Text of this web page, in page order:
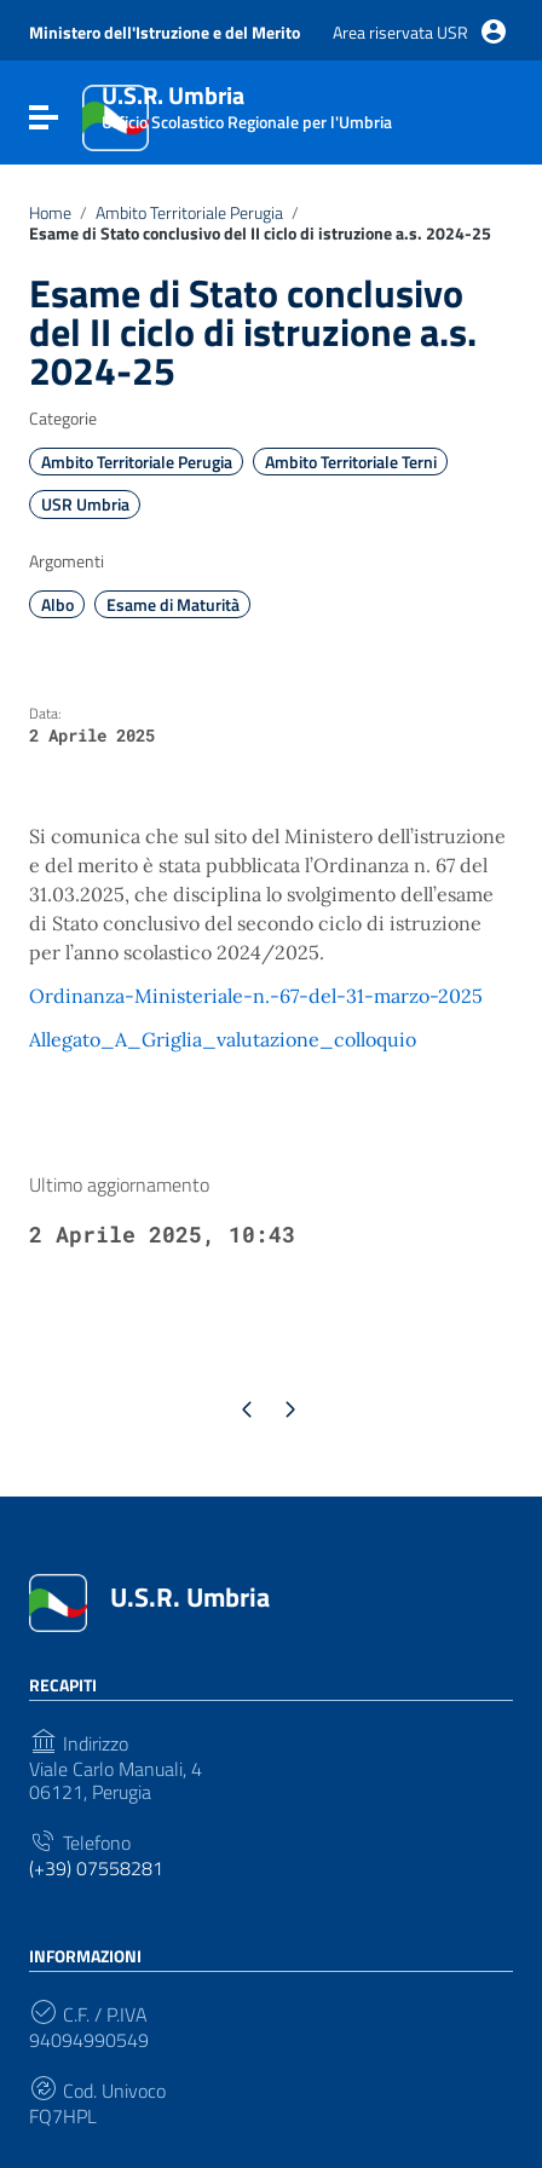
Vai al menu di navigazione
Vai al footer
Ministero dell'Istruzione e del Merito Area riservata USR
Attiva / disattiva la navigazione
U.S.R. Umbria
Ufficio Scolastico Regionale per l'Umbria
Home / Ambito Territoriale Perugia /
Esame di Stato conclusivo del II ciclo di istruzione a.s. 2024-25
Esame di Stato conclusivo
del II ciclo di istruzione a.s.
2024-25
Categorie
Ambito Territoriale Perugia
Ambito Territoriale Terni
USR Umbria
Argomenti
Albo
Esame di Maturità
Data:
2 Aprile 2025
Si comunica che sul sito del Ministero dell’istruzione
e del merito è stata pubblicata l’Ordinanza n. 67 del
31.03.2025, che disciplina lo svolgimento dell’esame
di Stato conclusivo del secondo ciclo di istruzione
per l’anno scolastico 2024/2025.
Ordinanza-Ministeriale-n.-67-del-31-marzo-2025
Allegato_A_Griglia_valutazione_colloquio
Ultimo aggiornamento
2 Aprile 2025, 10:43
Pagina precedente
Pagina successiva
U.S.R. Umbria
RECAPITI
Indirizzo
Viale Carlo Manuali, 4
06121, Perugia
Telefono
(+39) 07558281
INFORMAZIONI
C.F. / P.IVA
94094990549
Cod. Univoco
FQ7HPL